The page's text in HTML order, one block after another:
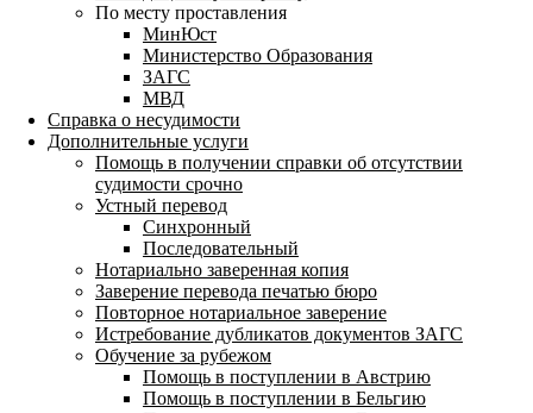
По месту проставления
МинЮст
Министерство Образования
ЗАГС
МВД
Справка о несудимости
Дополнительные услуги
Помощь в получении справки об отсутствии
судимости срочно
Устный перевод
Синхронный
Последовательный
Нотариально заверенная копия
Заверение перевода печатью бюро
Повторное нотариальное заверение
Истребование дубликатов документов ЗАГС
Обучение за рубежом
Помощь в поступлении в Австрию
Помощь в поступлении в Бельгию